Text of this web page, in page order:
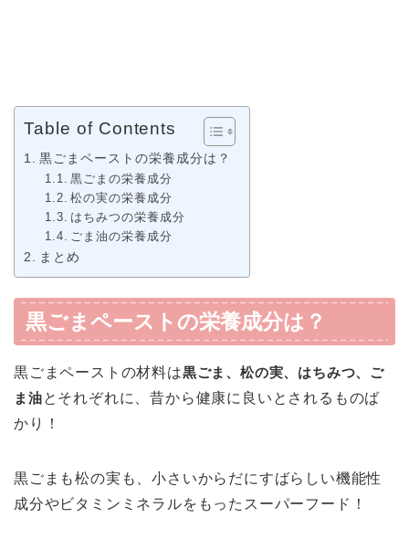
Table of Contents
黒ごまペーストの栄養成分は？
黒ごまの栄養成分
松の実の栄養成分
はちみつの栄養成分
ごま油の栄養成分
まとめ
黒ごまペーストの栄養成分は？
黒ごまペーストの材料は黒ごま、松の実、はちみつ、ご
ま油とそれぞれに、昔から健康に良い とされるものば
かり！
黒ごまも松の実も、小さいからだにすばらしい機能性
成分やビタミンミネラルをもったスーパーフード！